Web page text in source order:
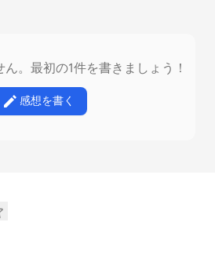
。最初の1件を書きましょう！
感想を書く